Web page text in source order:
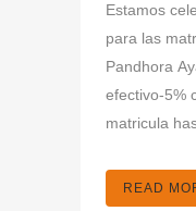
Estamos
para las
Pandhora
efectivo-5%
matricula
READ